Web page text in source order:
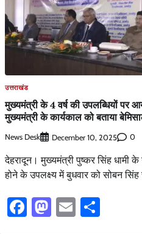
उत्तराखंड
मुख्यमंत्री के 4 वर्ष की उपलब्धियों पर
मुख्यमंत्री के कार्यकाल को बताया
News Desk December 10, 2025 0
देहरादून। मुख्यमंत्री पुष्कर सिंह धामी के
होने के उपलक्ष्य में बुधवार को सोबन सिंह
Facebook
Mastodon
Email